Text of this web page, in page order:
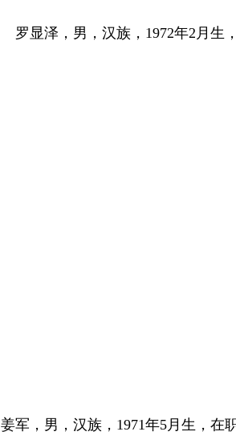
罗显泽，男，汉族，1972年2月生
姜军，男，汉族，1971年5月生，在